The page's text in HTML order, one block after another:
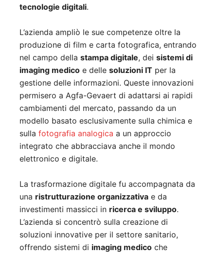
tecnologie digitali.
L’azienda ampliò le sue competenze oltre la
produzione di film e carta fotografica, entrando
nel campo della stampa digitale, dei sistemi di
imaging medico e delle soluzioni IT per la
gestione delle informazioni. Queste innovazioni
permisero a Agfa-Gevaert di adattarsi ai rapidi
cambiamenti del mercato, passando da un
modello basato esclusivamente sulla chimica e
sulla fotografia analogica a un approccio
integrato che abbracciava anche il mondo
elettronico e digitale.
La trasformazione digitale fu accompagnata da
una ristrutturazione organizzativa e da
investimenti massicci in ricerca e sviluppo.
L’azienda si concentrò sulla creazione di
soluzioni innovative per il settore sanitario,
offrendo sistemi di imaging medico che